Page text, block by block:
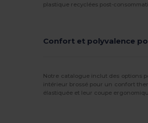
Kariban (27)
Larkwood (1)
Malfini (6)
plastique recyclées post-
Confort et polyvalence
Notre catalogue inclut des options
intérieur brossé pour un confort
élastiquée et leur coupe